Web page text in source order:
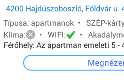
4200 Hajdúszoboszló, Földvár u.
Típusa: apartmanok • SZÉP-
Klíma:
• WIFI: •
Férőhely: Az apartman emeleti 5
Mindkét apartmanban van: egy -
három egyszemélyes ágy.